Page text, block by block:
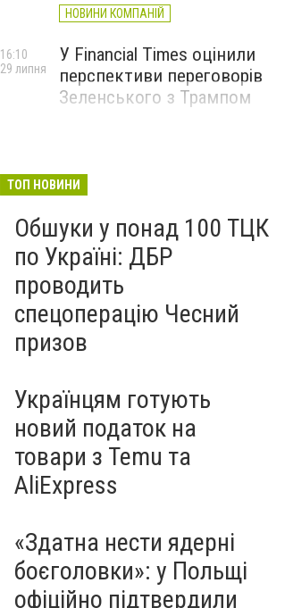
НОВИНИ КОМПАНІЙ
У Financial Times оцінили
перспективи переговорів
Зеленського з Трампом
16:10
29 липня
ТОП НОВИНИ
Обшуки у понад 100 ТЦК
по Україні: ДБР
проводить
спецоперацію Чесний
призов
Українцям готують
новий податок на
товари з Temu та
AliExpress
«Здатна нести ядерні
боєголовки»: у Польщі
офіційно підтвердили